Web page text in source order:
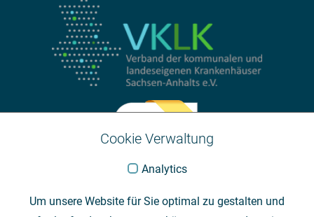
Cookie Verwaltung
Analytics
Um unsere Website für Sie optimal zu gestalten und